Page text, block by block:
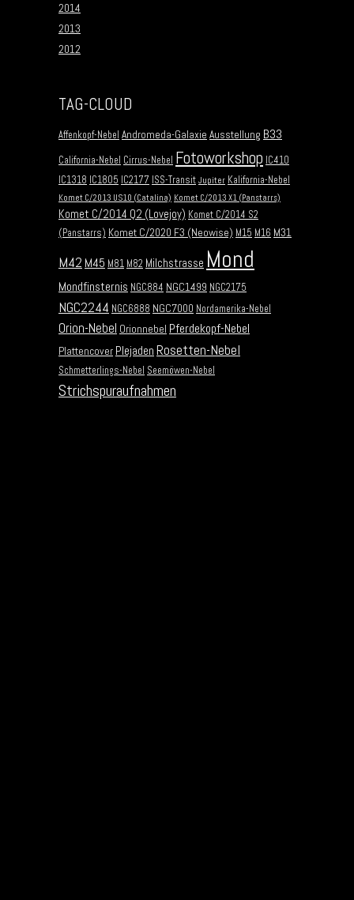
2014
2013
2012
TAG-CLOUD
Affenkopf-Nebel Andromeda-Galaxie Ausstellung B33
California-Nebel Cirrus-Nebel Fotoworkshop IC410
IC1318 IC1805 IC2177 ISS-Transit Jupiter Kalifornia-Nebel
Komet C/2013 US10 (Catalina) Komet C/2013 X1 (Panstarrs)
Komet C/2014 Q2 (Lovejoy) Komet C/2014 S2
(Panstarrs) Komet C/2020 F3 (Neowise) M15 M16 M31
M42 M45 M81 M82 Milchstrasse Mond
Mondfinsternis NGC884 NGC1499 NGC2175
NGC2244 NGC6888 NGC7000 Nordamerika-Nebel
Orion-Nebel Orionnebel Pferdekopf-Nebel
Plattencover Plejaden Rosetten-Nebel
Schmetterlings-Nebel Seemöwen-Nebel
Strichspuraufnahmen